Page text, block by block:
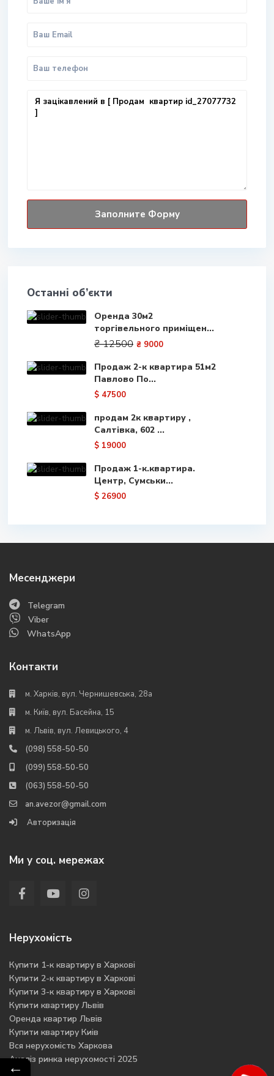
Останні об’єкти
Оренда 30м2
торгівельного приміщен...
₴ 12500 ₴ 9000
Продаж 2-к квартира 51м2
Павлово По...
$ 47500
продам 2к квартиру ,
Салтівка, 602 ...
$ 19000
Продаж 1-к.квартира.
Центр, Сумськи...
$ 26900
Месенджери
Telegram
Viber
WhatsApp
Контакти
м. Харків, вул. Чернишевська, 28а
м. Київ, вул. Басейна, 15
м. Львів, вул. Левицького, 4
(098) 558-50-50
(099) 558-50-50
(063) 558-50-50
an.avezor@gmail.com
Авторизація
Ми у соц. мережах
Нерухомість
Купити 1-к квартиру в Харкові
Купити 2-к квартиру в Харкові
Купити 3-к квартиру в Харкові
Купити квартиру Львів
Оренда квартир Львів
Купити квартиру Киів
Вся нерухомість Харкова
Аналіз ринка нерухомості 2025
←